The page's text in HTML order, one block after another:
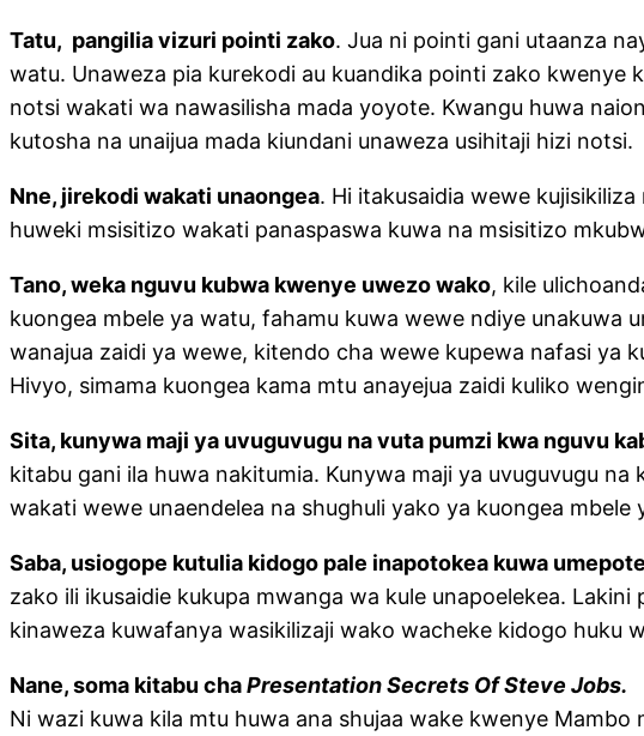
Tatu, pangilia vizuri pointi zako. Jua ni pointi gani utaanza
watu. Unaweza pia kurekodi au kuandika pointi zako
notsi wakati wa nawasilisha mada yoyote. Kwangu huwa
kutosha na unaijua mada kiundani unaweza usihitaji hizi notsi.
Nne, jirekodi wakati unaongea. Hi itakusaidia wewe
huweki msisitizo wakati panaspaswa kuwa na msisitizo
Tano, weka nguvu kubwa kwenye uwezo wako, kile
kuongea mbele ya watu, fahamu kuwa wewe ndiye unakuwa
wanajua zaidi ya wewe, kitendo cha wewe kupewa nafasi ya
Hivyo, simama kuongea kama mtu anayejua zaidi kuliko
Sita, kunywa maji ya uvuguvugu na vuta pumzi kwa nguvu
kitabu gani ila huwa nakitumia. Kunywa maji ya uvuguvugu
wakati wewe unaendelea na shughuli yako ya kuongea mbele
Saba, usiogope kutulia kidogo pale inapotokea kuwa
zako ili ikusaidie kukupa mwanga wa kule unapoelekea.
kinaweza kuwafanya wasikilizaji wako wacheke kidogo huku
Nane, soma kitabu chaPresentation Secrets Of Steve Jobs.
Ni wazi kuwa kila mtu huwa ana shujaa wake kwenye